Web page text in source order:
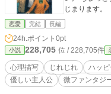
じまります。
恋愛 完結 長編
24h.ポイント 0pt
小説 228,705 位 / 228,705件
心理描写 じれじれ ハッ
優しい主人公
微ファンタジ